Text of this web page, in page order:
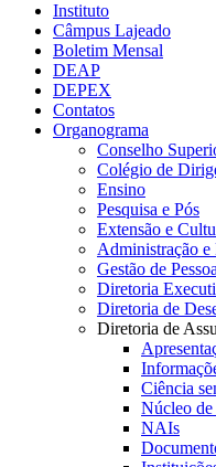
Instituto
Câmpus Lajeado
Boletim Mensal
DEAP
DEPEX
Contatos
Organograma
Conselho
Colégio de
Ensino
Pesquisa e Pós
Extensão e
Administração e
Gestão de
Diretoria
Diretoria de
Diretoria de
Ciência
Núcleo
NAIs